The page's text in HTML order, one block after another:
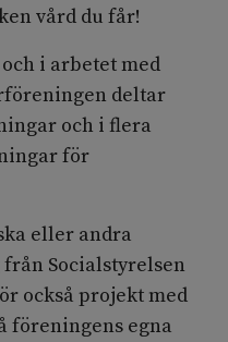
vård du får!
i arbetet med
deltar
och i flera
för
eller andra
Socialstyrelsen
också projekt med
föreningens egna